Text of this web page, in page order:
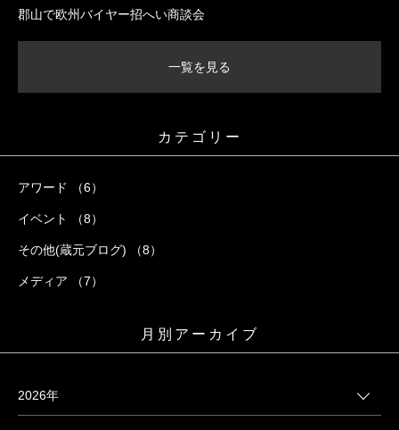
郡山で欧州バイヤー招へい商談会
一覧を見る
カテゴリー
アワード （6）
イベント （8）
その他(蔵元ブログ) （8）
メディア （7）
月別アーカイブ
2026年